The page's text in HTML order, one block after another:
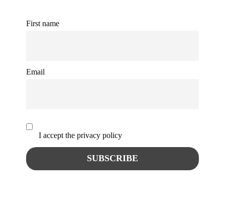
First name
Email
I accept the privacy policy